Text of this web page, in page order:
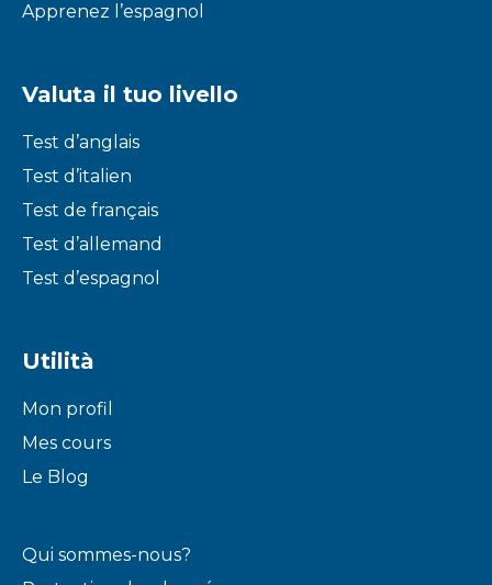
Apprenez l’espagnol
Valuta il tuo livello
Test d’anglais
Test d’italien
Test de français
Test d’allemand
Test d’espagnol
Utilità
Mon profil
Mes cours
Le Blog
Qui sommes-nous?